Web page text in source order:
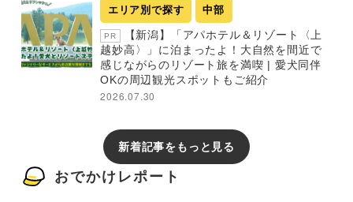
エリア別で探す 中部
PR
【新潟】「アパホテル＆リゾート〈上
越妙高〉」に泊まったよ！大自然を間近で
感じながらのリゾート旅を満喫 | 愛犬同伴
OKの周辺観光スポットもご紹介
2026.07.30
新着記事をもっと見る
おでかけレポート